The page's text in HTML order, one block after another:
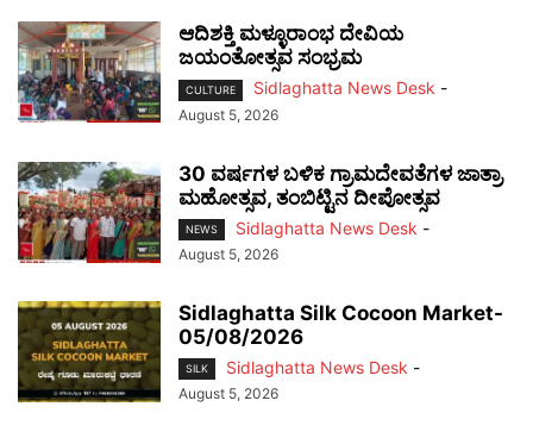
ಆದಿಶಕ್ತಿ ಮಳ್ಳೂರಾಂಭ ದೇವಿಯ
ಜಯಂತೋತ್ಸವ ಸಂಭ್ರಮ
CULTURE Sidlaghatta News Desk -
August 5, 2026
30 ವರ್ಷಗಳ ಬಳಿಕ ಗ್ರಾಮದೇವತೆಗಳ ಜಾತ್ರಾ
ಮಹೋತ್ಸವ, ತಂಬಿಟ್ಟಿನ ದೀಪೋತ್ಸವ
NEWS Sidlaghatta News Desk -
August 5, 2026
Sidlaghatta Silk Cocoon Market-
05/08/2026
SILK Sidlaghatta News Desk -
August 5, 2026